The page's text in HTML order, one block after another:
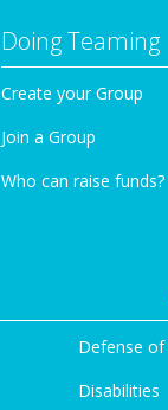
Doing Teaming
Create your Group
Join a Group
Who can raise funds?
Defense of
Disabilities